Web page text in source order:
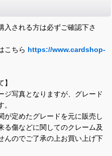
入される方は必ずご確認下さ
こちら https://www.cardshop-
ジ写真となりますが、グレード
が定めたグレードを元に販売し
る傷などに関してのクレーム及
んのでご了承の上お買い上げ下